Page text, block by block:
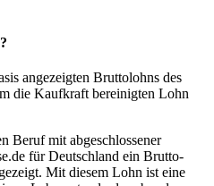
angezeigten Bruttolohns des
die Kaufkraft bereinigten Lohn
Beruf mit abgeschlossener
für Deutschland ein Brutto-
Mit diesem Lohn ist eine